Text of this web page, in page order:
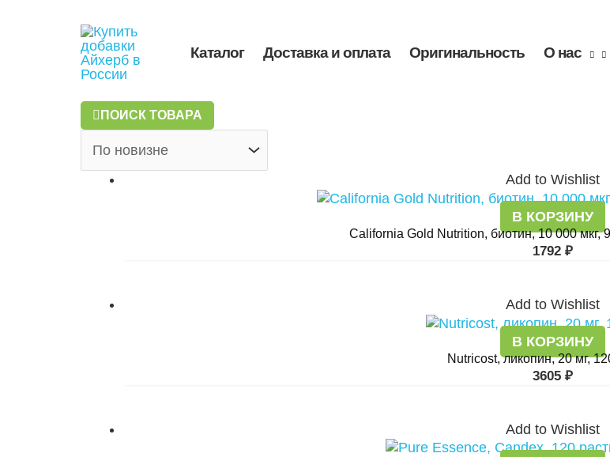
содержимому
Каталог Доставка и оплата Оригинальность О нас
ПОИСК ТОВАРА
Add to Wishlist
В КОРЗИНУ
California Gold Nutrition, биотин, 10 000 мкг,
1792 ₽
Add to Wishlist
В КОРЗИНУ
Nutricost, ликопин, 20 мг,
3605 ₽
Add to Wishlist